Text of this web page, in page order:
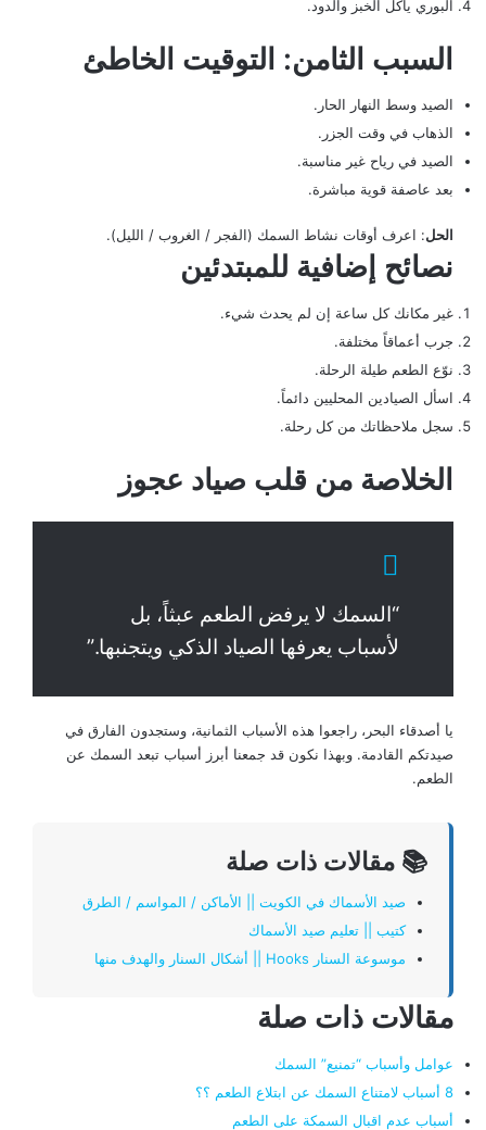
البوري يأكل الخبز والدود.
السبب الثامن: التوقيت الخاطئ
الصيد وسط النهار الحار.
الذهاب في وقت الجزر.
الصيد في رياح غير مناسبة.
بعد عاصفة قوية مباشرة.
الحل: اعرف أوقات نشاط السمك (الفجر / الغروب / الليل).
نصائح إضافية للمبتدئين
غير مكانك كل ساعة إن لم يحدث شيء.
جرب أعماقاً مختلفة.
نوّع الطعم طيلة الرحلة.
اسأل الصيادين المحليين دائماً.
سجل ملاحظاتك من كل رحلة.
الخلاصة من قلب صياد عجوز
“السمك لا يرفض الطعم عبثاً، بل
لأسباب يعرفها الصياد الذكي ويتجنبها.”
يا أصدقاء البحر، راجعوا هذه الأسباب الثمانية، وستجدون الفارق في
صيدتكم القادمة. وبهذا نكون قد جمعنا أبرز أسباب تبعد السمك عن
الطعم.
📚 مقالات ذات صلة
صيد الأسماك في الكويت || الأماكن / المواسم / الطرق
كتيب || تعليم صيد الأسماك
موسوعة السنار Hooks || أشكال السنار والهدف منها
مقالات ذات صلة
عوامل وأسباب “تمنيع” السمك
8 أسباب لامتناع السمك عن ابتلاع الطعم ؟؟
أسباب عدم اقبال السمكة على الطعم